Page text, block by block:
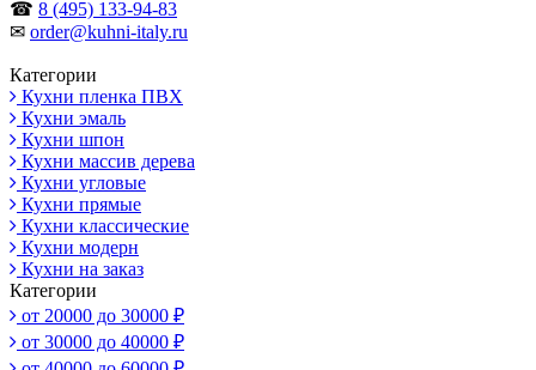
☎ 8 (495) 133-94-83
✉ order@kuhni-italy.ru
Категории
Кухни пленка ПВХ
Кухни эмаль
Кухни шпон
Кухни массив дерева
Кухни угловые
Кухни прямые
Кухни классические
Кухни модерн
Кухни на заказ
Категории
от 20000 до 30000 ₽
от 30000 до 40000 ₽